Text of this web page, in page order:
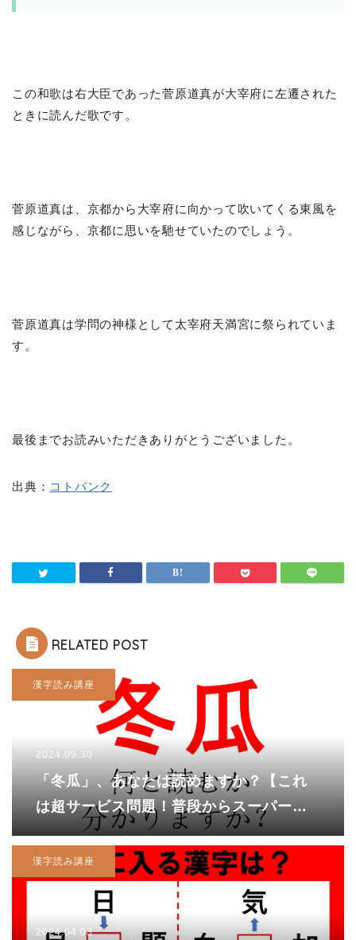
この和歌は右大臣であった菅原道真が大宰府に左遷された
ときに読んだ歌です。
菅原道真は、京都から大宰府に向かって吹いてくる東風を
感じながら、京都に思いを馳せていたのでしょう。
菅原道真は学問の神様として太宰府天満宮に祭られていま
す。
最後までお読みいただきありがとうございました。
出典： コトバンク
RELATED POST
漢字読み講座
2024.09.30
「冬瓜」、あなたは読めますか？【これ
は超サービス問題！普段からスーパーで
買い物している人なら余裕！？】
漢字読み講座
2024.04.03